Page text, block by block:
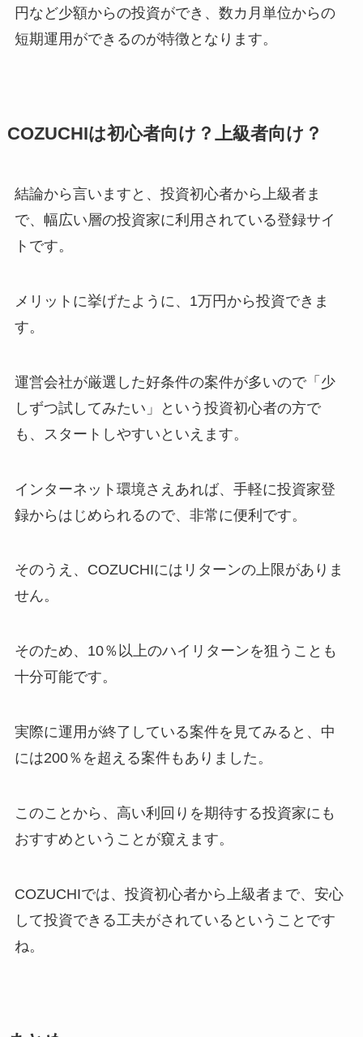
円など少額からの投資ができ、数カ月単位からの
短期運用ができるのが特徴となります。
COZUCHIは初心者向け？上級者向け？
結論から言いますと、投資初心者から上級者ま
で、幅広い層の投資家に利用されている登録サイ
トです。
メリットに挙げたように、1万円から投資できま
す。
運営会社が厳選した好条件の案件が多いので「少
しずつ試してみたい」という投資初心者の方で
も、スタートしやすいといえます。
インターネット環境さえあれば、手軽に投資家登
録からはじめられるので、非常に便利です。
そのうえ、COZUCHIにはリターンの上限がありま
せん。
そのため、10％以上のハイリターンを狙うことも
十分可能です。
実際に運用が終了している案件を見てみると、中
には200％を超える案件もありました。
このことから、高い利回りを期待する投資家にも
おすすめということが窺えます。
COZUCHIでは、投資初心者から上級者まで、安心
して投資できる工夫がされているということです
ね。